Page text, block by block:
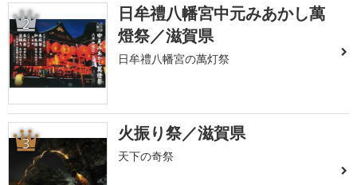
2
日牟禮八幡宮中元みあかし萬
燈祭／滋賀県
日牟禮八幡宮の萬灯祭
3 火振り祭／滋賀県
天下の奇祭